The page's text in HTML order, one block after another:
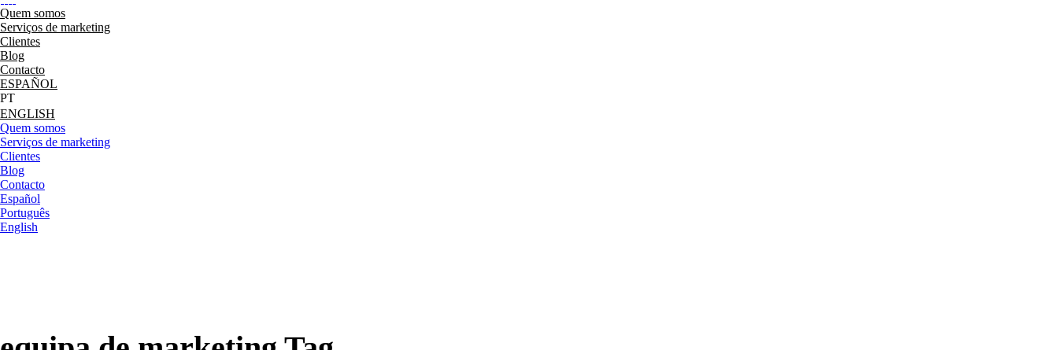
Quem somos
Serviços de marketing
Clientes
Blog
Contacto
ESPAÑOL
ENGLISH
Quem somos
Serviços de marketing
Clientes
Blog
Contacto
Español
Português
English